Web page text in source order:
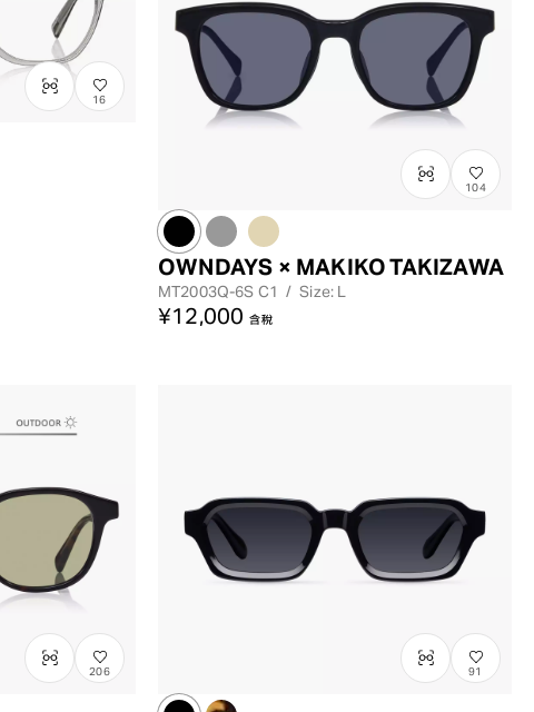
16
104
OWNDAYS × MAKIKO TAKIZAWA
MT2003Q-6S C1 / Size: L
¥12,000 含稅
206 91